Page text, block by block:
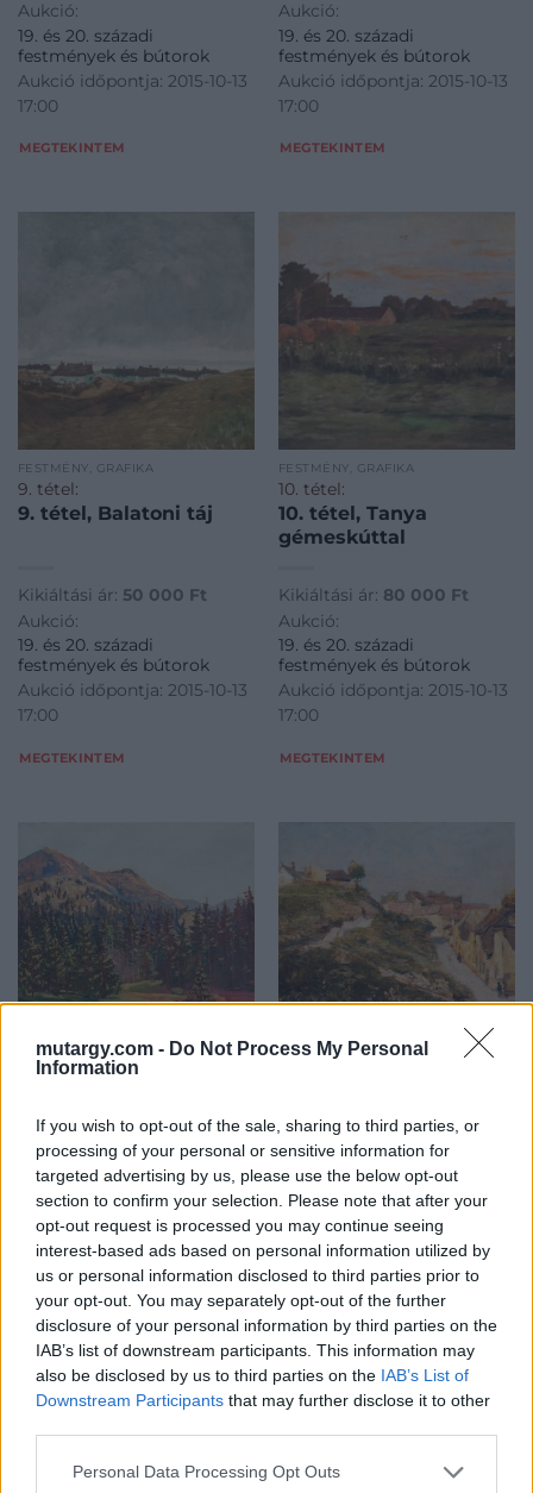
mutargy.com - Do Not Process My Personal
Information
If you wish to opt-out of the sale, sharing to third parties, or
processing of your personal or sensitive information for
targeted advertising by us, please use the below opt-out
section to confirm your selection. Please note that after your
opt-out request is processed you may continue seeing
interest-based ads based on personal information utilized by
us or personal information disclosed to third parties prior to
your opt-out. You may separately opt-out of the further
disclosure of your personal information by third parties on the
IAB’s list of downstream participants. This information may
also be disclosed by us to third parties on the IAB’s List of
Downstream Participants that may further disclose it to other
Personal Data Processing Opt Outs
Aukció:
19. és 20. századi
festmények és bútorok
Aukció időpontja: 2015-10-13
17:00
MEGTEKINTEM
Aukció:
19. és 20. századi
festmények és bútorok
Aukció időpontja: 2015-10-13
17:00
MEGTEKINTEM
FESTMÉNY, GRAFIKA
9. tétel:
9. tétel, Balatoni táj
Kikiáltási ár: 50 000 Ft
Aukció:
19. és 20. századi
festmények és bútorok
Aukció időpontja: 2015-10-13
17:00
MEGTEKINTEM
FESTMÉNY, GRAFIKA
10. tétel:
10. tétel, Tanya
gémeskúttal
Kikiáltási ár: 80 000 Ft
Aukció:
19. és 20. századi
festmények és bútorok
Aukció időpontja: 2015-10-13
17:00
MEGTEKINTEM
FESTMÉNY, GRAFIKA
11. tétel, A Gyilkos-tó
látképe
Kikiáltási ár:130 000Ft
Aukció:
19. és 20. századi
festmények és bútorok
Aukció időpontja: 2015-10-13
17:00
MEGTEKINTEM
12. tétel, Tabáni
utcarészlet
Kikiáltási ár:70 000 Ft
Aukció:
19. és 20. századi
festmények és bútorok
Aukció időpontja: 2015-10-13
17:00
MEGTEKINTEM